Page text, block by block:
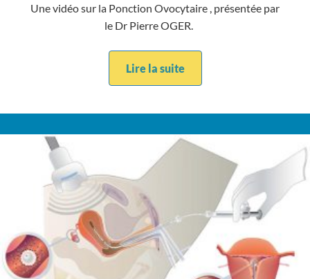
Une vidéo sur la Ponction Ovocytaire , présentée par
le Dr Pierre OGER.
Lire la suite